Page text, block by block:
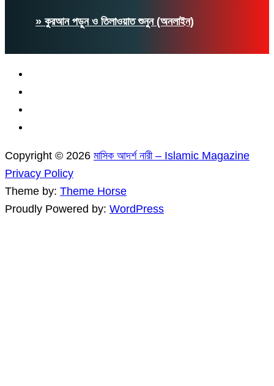
» কুরআন পড়ুন ও তিলাওয়াত শুনুন (অনলাইন)
Copyright © 2026 মাসিক আদর্শ নারী – Islamic Magazine
Privacy Policy
Theme by: Theme Horse
Proudly Powered by: WordPress